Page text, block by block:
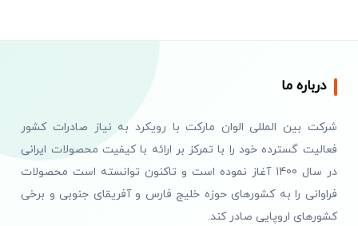
درباره ما
شرکت بین المللی الوان مارکت با رویکرد به نیاز صادرات کشور
فعالیت گسترده خود را با تمرکز بر ارائه با کیفیت محصولات ایرانی
در سال 1400 آغاز نموده است و تاکنون توانسته است محصولات
فراوانی را به کشورهای حوزه خلیج فارس و آفریقای جنوبی و برخی
کشورهای اروپایی صادر کند.